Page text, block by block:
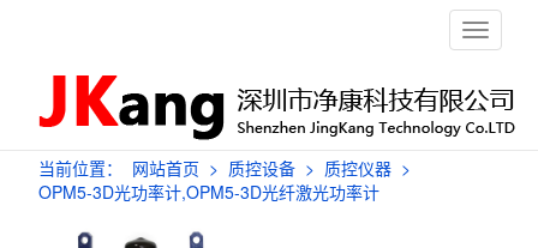
栏
目
航
当前位置： 网站首页 > 质控设备 > 质控仪器 >
OPM5-3D光功率计,OPM5-3D光纤激光功率计